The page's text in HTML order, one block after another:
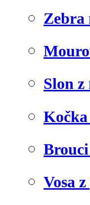
Zebra
Slon
Vosa